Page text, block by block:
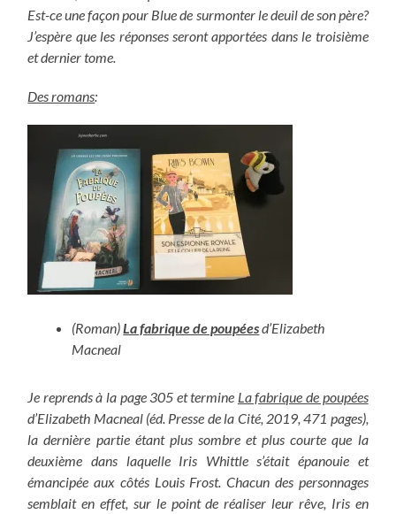
Est-ce une façon pour Blue de surmonter le deuil de son père?
J’espère que les réponses seront apportées dans le troisième
et dernier tome.
Des romans:
(Roman) La fabrique de poupéesd’Elizabeth
Macneal
Je reprends à la page 305 et termine La fabrique de poupées
d’Elizabeth Macneal (éd. Presse de la Cité, 2019, 471 pages),
la dernière partie étant plus sombre et plus courte que la
deuxième dans laquelle Iris Whittle s’était épanouie et
émancipée aux côtés Louis Frost. Chacun des personnages
semblait en effet, sur le point de réaliser leur rêve, Iris en